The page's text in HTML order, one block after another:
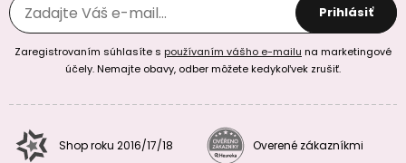
Prihlásiť
Zaregistrovaním súhlasíte s používaním vášho e-mailu na marketingové
účely. Nemajte obavy, odber môžete kedykoľvek zrušiť.
Shop roku 2016/17/18 Overené zákazníkmi